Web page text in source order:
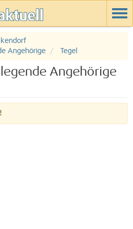
Angehörige
Tegel
Angehörige